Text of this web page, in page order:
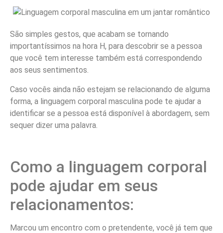
São simples gestos, que acabam se tornando
importantíssimos na hora H, para descobrir se a pessoa
que você tem interesse também está correspondendo
aos seus sentimentos.
Caso vocês ainda não estejam se relacionando de alguma
forma, a linguagem corporal masculina pode te ajudar a
identificar se a pessoa está disponível à abordagem, sem
sequer dizer uma palavra.
Como a linguagem corporal
pode ajudar em seus
relacionamentos:
Marcou um encontro com o pretendente, você já tem que